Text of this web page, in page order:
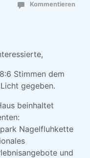
Kommentieren
Stimmen dem
gegeben.
beinhaltet
Nagelfluhkette
und